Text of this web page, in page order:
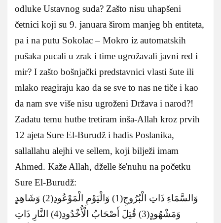
odluke Ustavnog suda? Zašto nisu uhapšeni
četnici koji su 9. januara širom manjeg bh entiteta,
pa i na putu Sokolac – Mokro iz automatskih
pušaka pucali u zrak i time ugrožavali javni red i
mir? I zašto bošnjački predstavnici vlasti šute ili
mlako reagiraju kao da se sve to nas ne tiče i kao
da nam sve više nisu ugroženi Država i narod?!
Zadatu temu hutbe tretiram inša-Allah kroz prvih
12 ajeta Sure El-Burudž i hadis Poslanika,
sallallahu alejhi ve sellem, koji bilježi imam
Ahmed. Kaže Allah, dželle še'nuhu na početku
Sure El-Burudž:
وَالسَّمَاءِ ذَاتِ الْبُرُوجِ(1) وَالْيَوْمِ الْمَوْعُودِ(2) وَشَاهِدٍ
وَمَشْهُودٍ(3) قُتِلَ أَصْحَابُ الْأُخْدُودِ(4) النَّارِ ذَاتِ